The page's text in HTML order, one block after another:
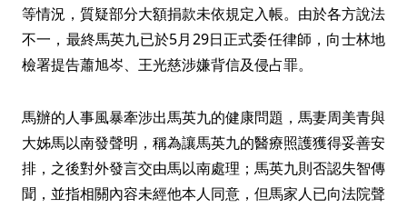
等情況，質疑部分大額捐款未依規定入帳。由於各方說法
不一，最終馬英九已於5月29日正式委任律師，向士林地
檢署提告蕭旭岑、王光慈涉嫌背信及侵占罪。
馬辦的人事風暴牽涉出馬英九的健康問題，馬妻周美青與
大姊馬以南發聲明，稱為讓馬英九的醫療照護獲得妥善安
排，之後對外發言交由馬以南處理；馬英九則否認失智傳
聞，並指相關內容未經他本人同意，但馬家人已向法院聲